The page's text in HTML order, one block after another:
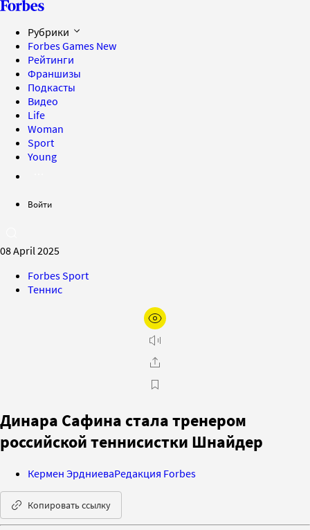
Рубрики
Forbes Games New
Рейтинги
Франшизы
Подкасты
Видео
Life
Woman
Sport
Young
Войти
08 April 2025
Forbes Sport
Теннис
Динара Сафина стала тренером
российской теннисистки Шнайдер
Кермен ЭрдниеваРедакция Forbes
Копировать ссылку